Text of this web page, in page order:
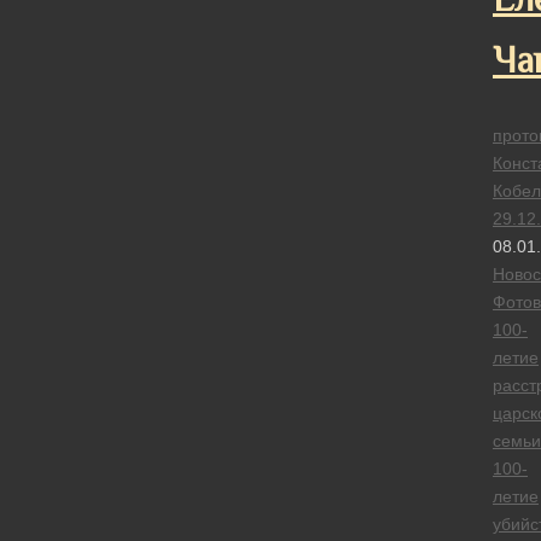
100-
летие
семьи
100-
летие